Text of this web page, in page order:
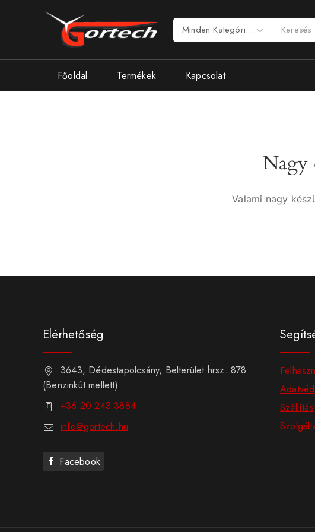
Főoldal Termékek Kapcsolat
Nagy
Valami nagy
Elérhetőség
3643, Dédestapolcsány, Belterület hrsz. 878
(Benzinkút mellett)
+36 20 243 3884
info@gortech.hu
Facebook
Szállítás